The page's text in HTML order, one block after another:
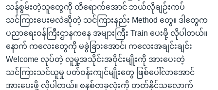
သန်စွမ်းတဲ့သူတွေကို ထိရောက်အောင် ဘယ်လိုချဉ်းကပ်
သင်ကြားပေးမလဲဆိုတဲ့ သင်ကြားနည်း Method တွေ။ ဒါတွေက
ပညာရေးဝန်ကြီးဌာနကနေ အများကြီး Train ပေးဖို့ လိုပါတယ်။
နောက် ကလေးတွေကို မခွဲခြားအောင်၊ ကလေးအချင်းချင်း
Welcome လုပ်တဲ့ လူမှု့အသိုင်းအဝိုင်းမျိုးကို အားပေးတဲ့
သင်ကြားသင်ယူမှု ပတ်ဝန်းကျင်မျိုးတွေ ဖြစ်ပေါ်လာအောင်
အားပေးဖို့ လိုပါတယ်။ စနစ်တခုလုံးကို တတ်နိုင်သလောက်